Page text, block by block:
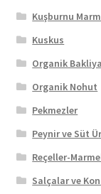
Kuşburnu
Kuskus
Organik
Organik Nohut
Pekmezler
Peynir ve Süt
Reçeller-
Salçalar ve